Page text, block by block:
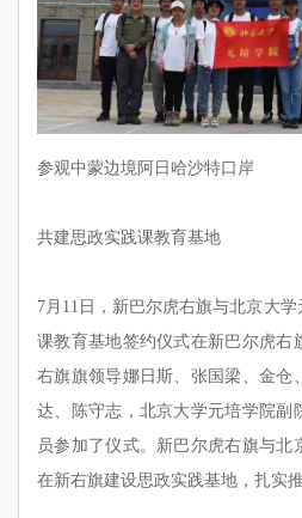
参观中蒙边境阿日哈沙特口岸
共建思政实践课教育基地
7月11日，新巴尔虎右旗与北京大
课教育基地签约仪式在新巴尔虎右
右旗旗领导娜日斯、张国梁、金仓
达、陈守志，北京大学元培学院副
员参加了仪式。新巴尔虎右旗与北
在新右旗建设思政实践基地，扎实